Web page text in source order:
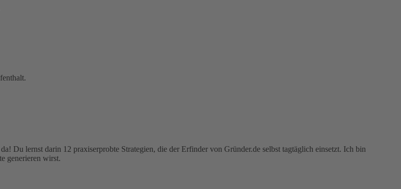
Du lernst darin 12 praxiserprobte Strategien, die der Erfinder von Gründer.de selbst tagtäglich einsetzt. Ich bin
generieren wirst.